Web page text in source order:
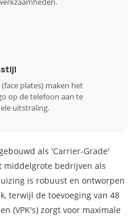
plates) maken het
op de telefoon aan te
uitstraling.
als 'Carrier-Grade'
middelgrote bedrijven als
is robuust en ontworpen
terwijl de toevoeging van 48
(VPK's) zorgt voor maximale